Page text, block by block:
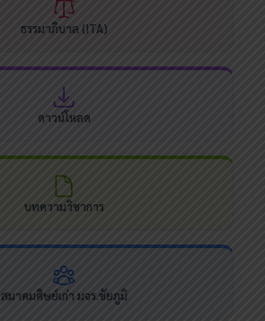
ธรรมาภิบาล (ITA)
ดาวน์โหลด
บทความวิชาการ
สมาคมศิษย์เก่า มจร.ชัยภูมิ